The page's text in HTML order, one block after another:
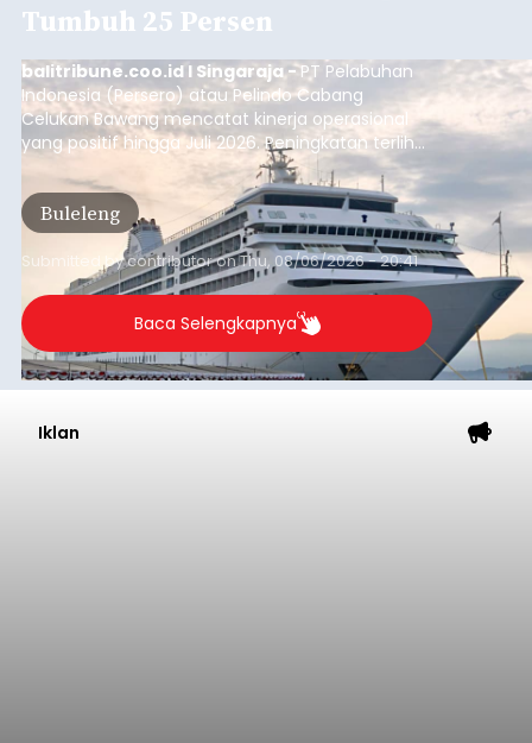
Tumbuh 25 Persen
balitribune.coo.id I Singaraja -PT Pelabuhan
Indonesia (Persero) atau Pelindo Cabang
Celukan Bawang mencatat kinerja operasional
yang positif hingga Juli 2026. Peningkatan terlihat
dari arus kapal yang mencapai 1,48 juta Gross
Tonnage (GT), atau tumbuh 12,4 persen
dibandingkan periode yang sama tahun lalu
yang tercatat sebesar 1,32 juta GT.
Buleleng
Submitted bycontributoronThu, 08/06/2026 - 20:41
Baca Selengkapnya
Iklan